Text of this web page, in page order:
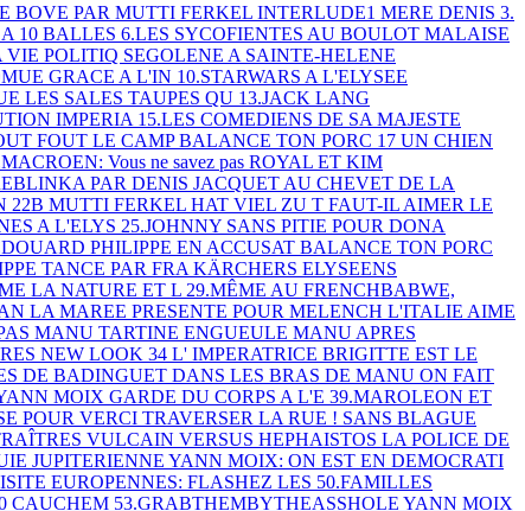
BOVE PAR MUTTI FERKEL INTERLUDE1 MERE DENIS 3.
10 BALLES 6.LES SYCOFIENTES AU BOULOT MALAISE
VIE POLITIQ SEGOLENE A SAINTE-HELENE
GRACE A L'IN 10.STARWARS A L'ELYSEE
LES SALES TAUPES QU 13.JACK LANG
IMPERIA 15.LES COMEDIENS DE SA MAJESTE
FOUT LE CAMPBALANCE TON PORC 17 UN CHIEN
Vous ne savez pas ROYAL ET KIM
PAR DENIS JACQUET AU CHEVET DE LA
22B MUTTI FERKEL HAT VIEL ZU T FAUT-IL AIMER LE
A L'ELYS 25.JOHNNY SANS PITIE POUR DONA
PHILIPPE EN ACCUSAT BALANCE TON PORC
TANCE PAR FRA KÄRCHERS ELYSEENS
LA NATURE ET L 29.MÊME AU FRENCHBABWE,
LA MAREE PRESENTE POUR MELENCH L'ITALIE AIME
MANU TARTINE ENGUEULE MANU APRES
NEW LOOK 34 L' IMPERATRICE BRIGITTE EST LE
DE BADINGUET DANS LES BRAS DE MANU ON FAIT
MOIX GARDE DU CORPS A L'E 39.MAROLEON ET
POUR VERCI TRAVERSER LA RUE ! SANS BLAGUE
VULCAIN VERSUS HEPHAISTOS LA POLICE DE
JUPITERIENNE YANN MOIX: ON EST EN DEMOCRATI
EUROPENNES: FLASHEZ LES 50.FAMILLES
CAUCHEM 53.GRABTHEMBYTHEASSHOLE YANN MOIX